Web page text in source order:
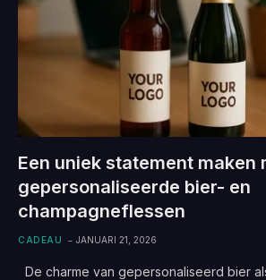
Een uniek statement maken
gepersonaliseerde bier- en
champagneflessen
CADEAU JANUARI 21, 2026
De charme van gepersonaliseerd bier